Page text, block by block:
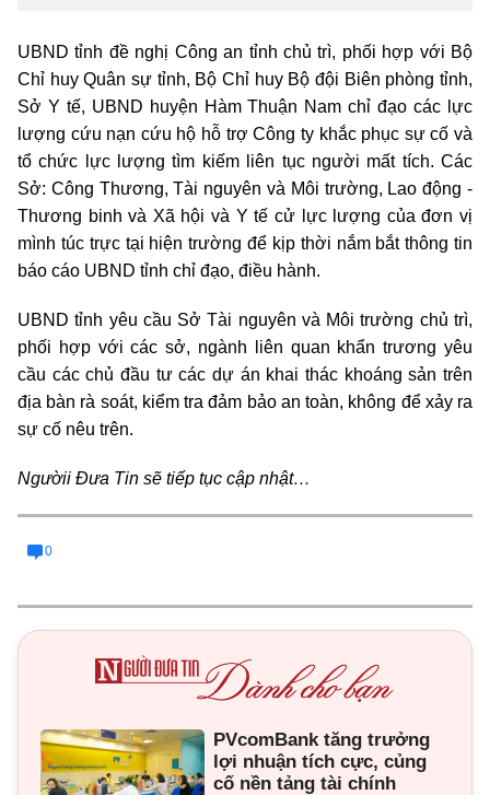
UBND tỉnh đề nghị Công an tỉnh chủ trì, phối hợp với Bộ
Chỉ huy Quân sự tỉnh, Bộ Chỉ huy Bộ đội Biên phòng tỉnh,
Sở Y tế, UBND huyện Hàm Thuận Nam chỉ đạo các lực
lượng cứu nạn cứu hộ hỗ trợ Công ty khắc phục sự cố và
tổ chức lực lượng tìm kiếm liên tục người mất tích. Các
Sở: Công Thương, Tài nguyên và Môi trường, Lao động -
Thương binh và Xã hội và Y tế cử lực lượng của đơn vị
mình túc trực tại hiện trường để kịp thời nắm bắt thông tin
báo cáo UBND tỉnh chỉ đạo, điều hành.
UBND tỉnh yêu cầu Sở Tài nguyên và Môi trường chủ trì,
phối hợp với các sở, ngành liên quan khẩn trương yêu
cầu các chủ đầu tư các dự án khai thác khoáng sản trên
địa bàn rà soát, kiểm tra đảm bảo an toàn, không để xảy ra
sự cố nêu trên.
Ngườii Đưa Tin sẽ tiếp tục cập nhật…
0
PVcomBank tăng trưởng
lợi nhuận tích cực, củng
cố nền tảng tài chính